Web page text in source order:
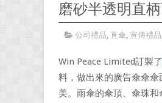
磨砂半透明直
公司禮品, 直傘, 宣傳禮品
Win Peace Limited訂製了
料，做出來的廣告傘傘
美。雨傘的傘頂、傘珠